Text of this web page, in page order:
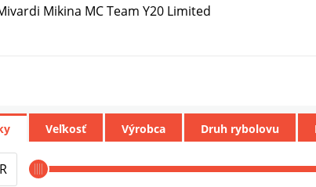
Mikina MC Team Y20 Limited
Šiltovka Vodeodolná MC Čierna
Veľkosť Výrobca Druh rybolovu